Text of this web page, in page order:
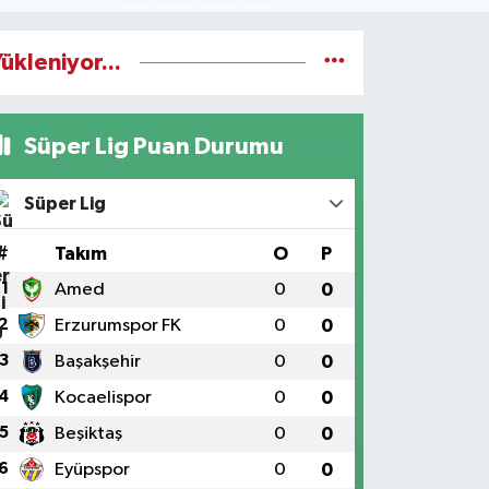
Süper Lig Puan Durumu
Süper Lig
Takım O P
1 Amed 0 0
Erzurumspor FK 0 0
3 Başakşehir 0 0
Kocaelispor 0 0
5 Beşiktaş 0 0
Eyüpspor 0 0